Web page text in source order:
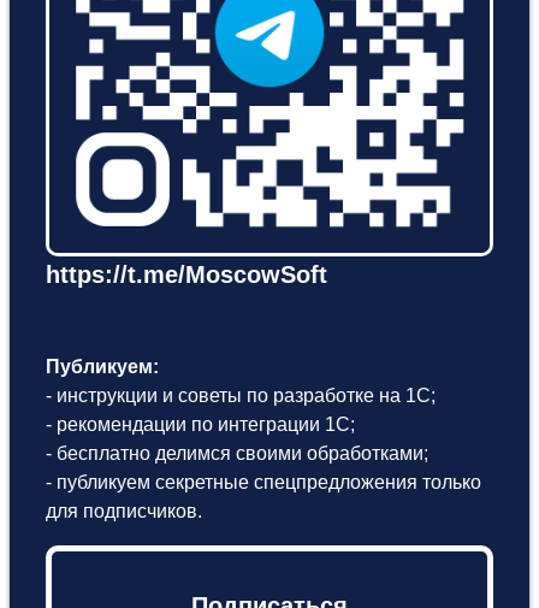
https://t.me/MoscowSoft
Публикуем:
- инструкции и советы по разработке на 1С;
- рекомендации по интеграции 1С;
- бесплатно делимся своими обработками;
- публикуем секретные спецпредложения только
для подписчиков.